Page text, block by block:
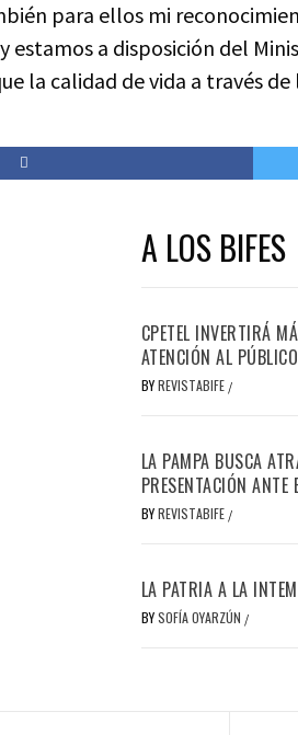
para ellos mi
estamos a disposición del
la calidad de vida a través
A LOS BIFES
CPETEL INVERTIRÁ
ATENCIÓN AL PÚBLICO
BY REVISTABIFE /
LA PAMPA BUSCA
PRESENTACIÓN
BY REVISTABIFE /
LA PATRIA A LA
BY SOFÍA OYARZÚN /